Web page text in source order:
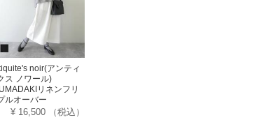
noir(アンティ
ス ノワール)
リネンフリ
ルオーバー
¥ 16,500 （税込）